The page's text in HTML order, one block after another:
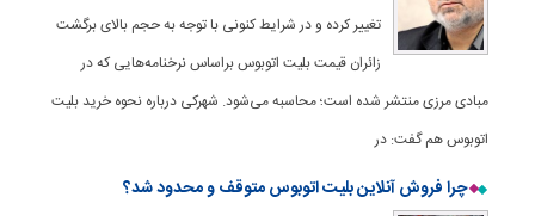
تغییر کرده و در شرایط کنونی با توجه به حجم بالای برگشت
زائران قیمت بلیت اتوبوس براساس نرخنامه‌هایی که در
مبادی مرزی منتشر شده است؛ محاسبه می‌شود. شهرکی درباره نحوه خرید بلیت
اتوبوس هم گفت: در
چرا فروش آنلاین بلیت اتوبوس متوقف و محدود شد؟